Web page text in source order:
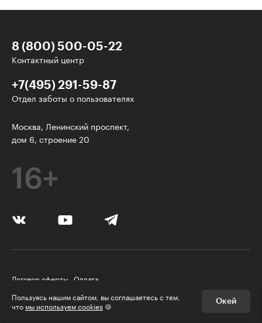
8 (800) 500-05-22
Контактный центр
+7(495) 291-59-87
Отдел заботы о пользователях
Москва, Ленинский проспект,
дом 6, строение 20
16+
© Skillbox, 2026
Договор оферты Оплата
Политика конфиденциальности
Пользуясь нашим сайтом, вы соглашаетесь с тем,
что мы используем cookies 🍪 Окей
Интересное - на почту!
Выберите тему рассылки
Дизайн
Программирование
Маркетинг